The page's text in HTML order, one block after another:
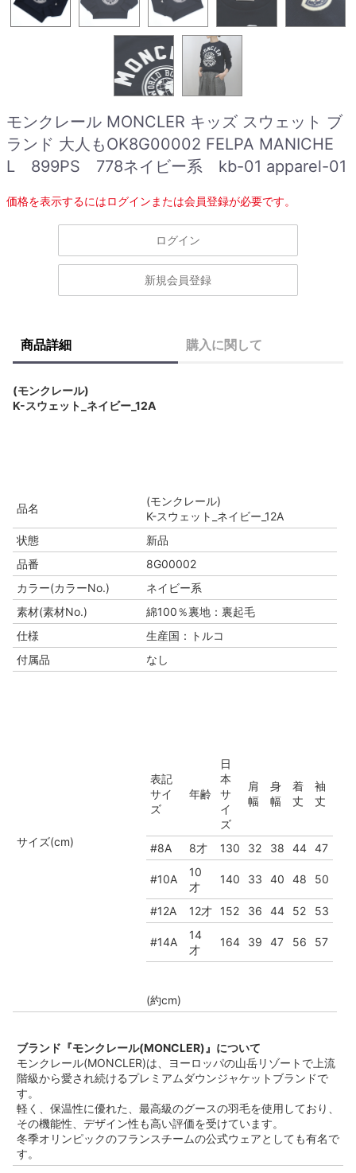
モンクレール MONCLER キッズ スウェット ブ
ランド 大人もOK8G00002 FELPA MANICHE
L 899PS 778ネイビー系 kb-01 apparel-01
価格を表示するにはログインまたは会員登録が必要です。
ログイン
新規会員登録
商品詳細 購入に関して
(モンクレール)
K-スウェット_ネイビー_12A
品名
(モンクレール)
K-スウェット_ネイビー_12A
状態
新品
品番
8G00002
カラー(カラーNo.)
ネイビー系
素材(素材No.)
綿100％裏地：裏起毛
仕様
生産国：トルコ
付属品
なし
サイズ(cm)
表記
サイ
ズ
年齢
日
本
サ
イ
ズ
肩
幅
身
幅
着
丈
袖
丈
#8A 8才 130 32 38 44 47
#10A
10
才
140 33 40 48 50
#12A 12才 152 36 44 52 53
#14A
14
才
164 39 47 56 57
(約cm)
ブランド『モンクレール(MONCLER)』について
モンクレール(MONCLER)は、ヨーロッパの山岳リゾートで上流
階級から愛され続けるプレミアムダウンジャケットブランドで
す。
軽く、保温性に優れた、最高級のグースの羽毛を使用しており、
その機能性、デザイン性も高い評価を受けています。
冬季オリンピックのフランスチームの公式ウェアとしても有名で
す。